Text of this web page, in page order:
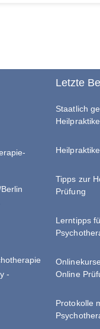
-
Letzte
Staatlich
Tipps zur
Prüfung
Lerntipps
Online
Protokolle